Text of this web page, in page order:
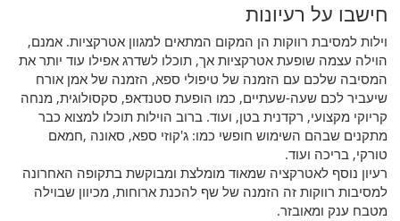
חישבו על רעיונות
וילות למסיבת רווקות הן המקום המתאים למגוון אטרקציות. אמנם,
הוילה עצמה שופעת אטרקציות אך, תוכלו לשדרג אפילו עוד יותר את
המסיבה שלכם עם הזמנה של טיפולי ספא, הזמנה של אמן אורח
שיעביר לכם שעה-שעתיים, כמו הופעת סטנדאפ, סקסולוגית, מנחה
קריוקי מקצועי, רקדנית בטן, ועוד. ברוב הוילות תוכלו למצוא כבר
מתקנים שבהם השימוש חופשי כמו: ג'קוזי ספא, סאונה ,חמאם
טורקי, בריכה ועוד.
רעיון נוסף לאטרקציה שמאוד מומלצת ומבוקשת בתקופה האחרונה
למסיבות רווקות זה הזמנה של שף להכנת ארוחות, מכיוון שבוילה
מטבח ענק ומאובזר.